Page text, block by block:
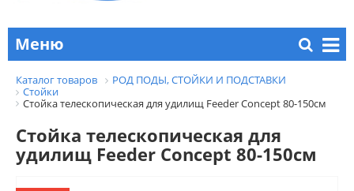
Меню
Каталог товаров
РОД ПОДЫ, СТОЙКИ И ПОДСТАВКИ
Стойки
Стойка телескопическая для удилищ Feeder Concept 80-150см
Стойка телескопическая для
удилищ Feeder Concept 80-150см